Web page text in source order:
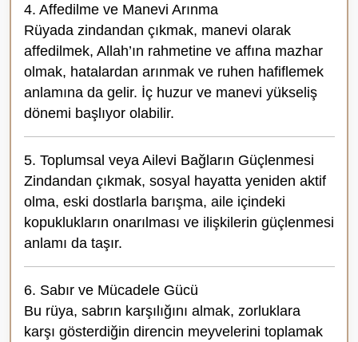
4. Affedilme ve Manevi Arınma
Rüyada zindandan çıkmak, manevi olarak
affedilmek, Allah’ın rahmetine ve affına mazhar
olmak, hatalardan arınmak ve ruhen hafiflemek
anlamına da gelir. İç huzur ve manevi yükseliş
dönemi başlıyor olabilir.
5. Toplumsal veya Ailevi Bağların Güçlenmesi
Zindandan çıkmak, sosyal hayatta yeniden aktif
olma, eski dostlarla barışma, aile içindeki
kopuklukların onarılması ve ilişkilerin güçlenmesi
anlamı da taşır.
6. Sabır ve Mücadele Gücü
Bu rüya, sabrın karşılığını almak, zorluklara
karşı gösterdiğin direncin meyvelerini toplamak